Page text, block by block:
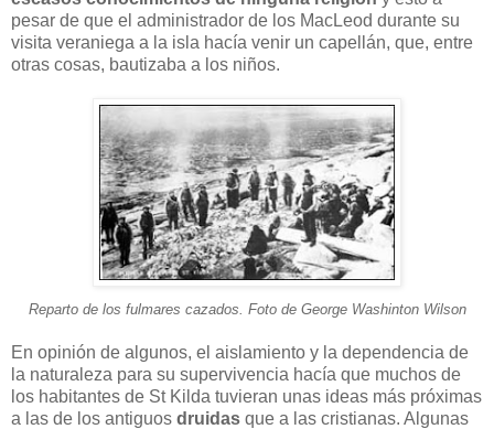
pesar de que el administrador de los MacLeod durante su
visita veraniega a la isla hacía venir un capellán, que, entre
otras cosas, bautizaba a los niños.
Reparto de los fulmares cazados. Foto de George Washinton Wilson
En opinión de algunos, el aislamiento y la dependencia de
la naturaleza para su supervivencia hacía que muchos de
los habitantes de St Kilda tuvieran unas ideas más próximas
a las de los antiguos druidas que a las cristianas. Algunas